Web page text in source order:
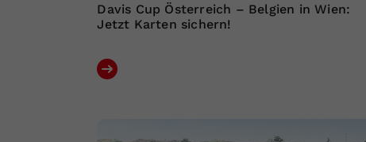
Davis Cup Österreich – Belgien in Wien:
Jetzt Karten sichern!